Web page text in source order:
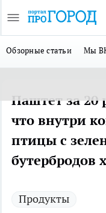
Обзорные статьи Мы
Паштет за 20
что внутри
птицы с
бутербродов
Продукты